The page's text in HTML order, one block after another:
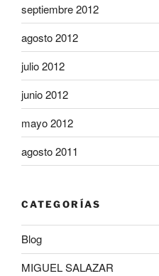
septiembre 2012
agosto 2012
julio 2012
junio 2012
mayo 2012
agosto 2011
CATEGORÍAS
Blog
MIGUEL SALAZAR